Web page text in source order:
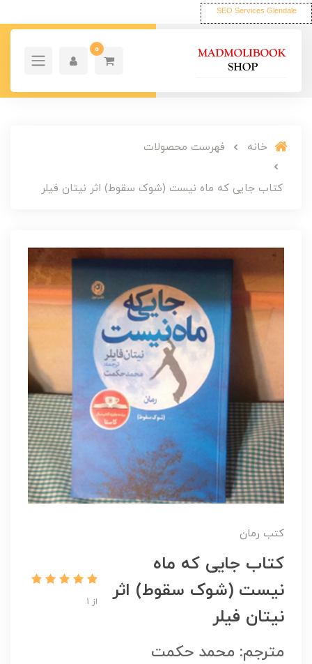
SEO Services Glendale
0
خانه فهرست محصولات
کتاب جایی که ماه نیست (شوک سقوط) اثر نیتان فیلر
کتب رمان
کتاب جایی که ماه
نیست (شوک سقوط) اثر
نیتان فیلر
از 1
مترجم: محمد حکمت